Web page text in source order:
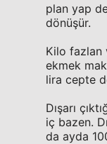
plan yap
dönüşür.
Kilo fazlan
ekmek
lira cepte
Dışarı
iç bazen.
da ayda